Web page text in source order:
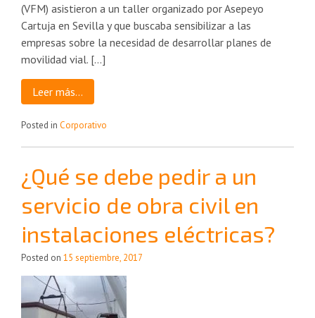
(VFM) asistieron a un taller organizado por Asepeyo
Cartuja en Sevilla y que buscaba sensibilizar a las
empresas sobre la necesidad de desarrollar planes de
movilidad vial. […]
Leer más…
Posted in Corporativo
¿Qué se debe pedir a un
servicio de obra civil en
instalaciones eléctricas?
Posted on 15 septiembre, 2017